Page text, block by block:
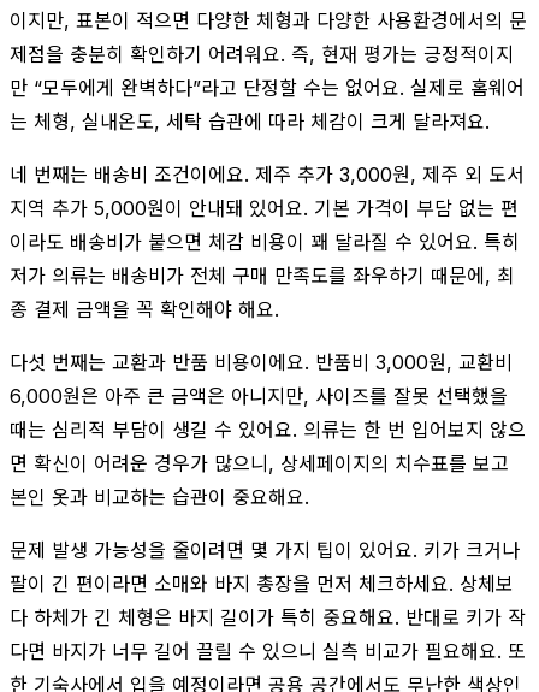
이지만, 표본이 적으면 다양한 체형과 다양한 사용환경에서의 문
제점을 충분히 확인하기 어려워요. 즉, 현재 평가는 긍정적이지
만 “모두에게 완벽하다”라고 단정할 수는 없어요. 실제로 홈웨어
는 체형, 실내온도, 세탁 습관에 따라 체감이 크게 달라져요.
네 번째는 배송비 조건이에요. 제주 추가 3,000원, 제주 외 도서
지역 추가 5,000원이 안내돼 있어요. 기본 가격이 부담 없는 편
이라도 배송비가 붙으면 체감 비용이 꽤 달라질 수 있어요. 특히
저가 의류는 배송비가 전체 구매 만족도를 좌우하기 때문에, 최
종 결제 금액을 꼭 확인해야 해요.
다섯 번째는 교환과 반품 비용이에요. 반품비 3,000원, 교환비
6,000원은 아주 큰 금액은 아니지만, 사이즈를 잘못 선택했을
때는 심리적 부담이 생길 수 있어요. 의류는 한 번 입어보지 않으
면 확신이 어려운 경우가 많으니, 상세페이지의 치수표를 보고
본인 옷과 비교하는 습관이 중요해요.
문제 발생 가능성을 줄이려면 몇 가지 팁이 있어요. 키가 크거나
팔이 긴 편이라면 소매와 바지 총장을 먼저 체크하세요. 상체보
다 하체가 긴 체형은 바지 길이가 특히 중요해요. 반대로 키가 작
다면 바지가 너무 길어 끌릴 수 있으니 실측 비교가 필요해요. 또
한 기숙사에서 입을 예정이라면 공용 공간에서도 무난한 색상인